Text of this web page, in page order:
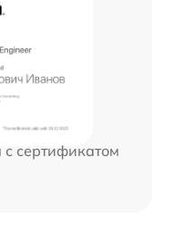
сертификатом